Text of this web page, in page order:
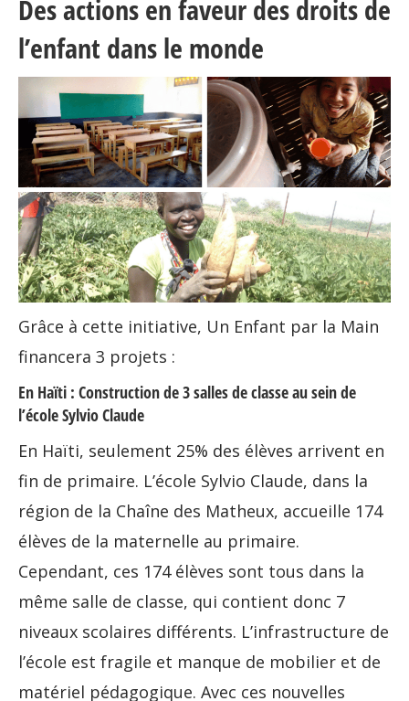
Des actions en faveur des droits de
l’enfant dans le monde
Grâce à cette initiative, Un Enfant par la Main
financera 3 projets :
En Haïti : Construction de 3 salles de classe au sein de
l’école Sylvio Claude
En Haïti, seulement 25% des élèves arrivent en
fin de primaire. L’école Sylvio Claude, dans la
région de la Chaîne des Matheux, accueille 174
élèves de la maternelle au primaire.
Cependant, ces 174 élèves sont tous dans la
même salle de classe, qui contient donc 7
niveaux scolaires différents. L’infrastructure de
l’école est fragile et manque de mobilier et de
matériel pédagogique. Avec ces nouvelles